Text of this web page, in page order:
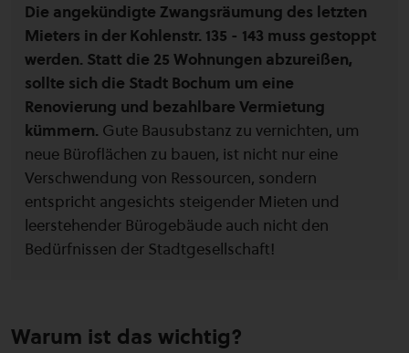
Die angekündigte Zwangsräumung des letzten
Mieters in der Kohlenstr. 135 - 143 muss gestoppt
werden. Statt die 25 Wohnungen abzureißen,
sollte sich die Stadt Bochum um eine
Renovierung und bezahlbare Vermietung
kümmern. Gute Bausubstanz zu vernichten, um
neue Büroflächen zu bauen, ist nicht nur eine
Verschwendung von Ressourcen, sondern
entspricht angesichts steigender Mieten und
leerstehender Bürogebäude auch nicht den
Bedürfnissen der Stadtgesellschaft!
Warum ist das wichtig?